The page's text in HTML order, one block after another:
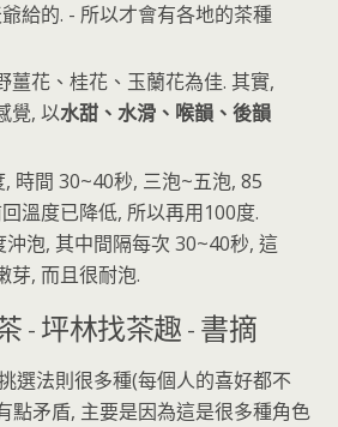
給的. - 所以才會有各地的茶種
薑花、桂花、玉蘭花為佳. 其實,
覺, 以水甜、水滑、喉韻、後韻
時間 30~40秒, 三泡~五泡, 85
溫度已降低, 所以再用100度.
泡, 其中間隔每次 30~40秒, 這
芽, 而且很耐泡.
- 坪林找茶趣 - 書摘
選法則很多種(每個人的喜好都不
點矛盾, 主要是因為這是很多種角色